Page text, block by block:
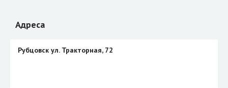
Адреса
Рубцовск ул. Тракторная, 72